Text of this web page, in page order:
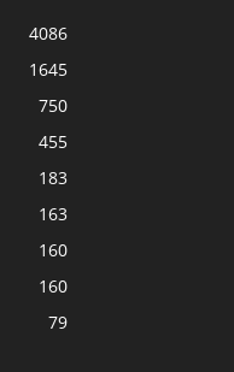
4086
1645
750
455
183
163
160
160
79